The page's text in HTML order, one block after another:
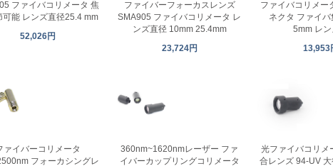
ファイバコリメータ 焦
可能 レンズ直径25.4 mm
52,026円
ファイバーフォーカスレンズ
SMA905 ファイバコリメータ レ
ンズ直径 10mm 25.4mm
23,724円
ファイバコリメー
ネクタ ファイ
5mm レ
13,953
ァイバーコリメータ
フォーカシングレ
360nm~1620nmレーザー ファ
イバーカップリングコリメータ
光ファイバコリメ
合レンズ 94-UV